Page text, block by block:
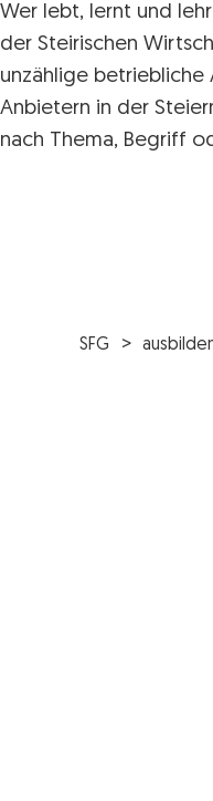
Wer lebt, lernt und
der Steirischen
unzählige betriebliche
Anbietern in der
nach Thema, Begriff
SFG